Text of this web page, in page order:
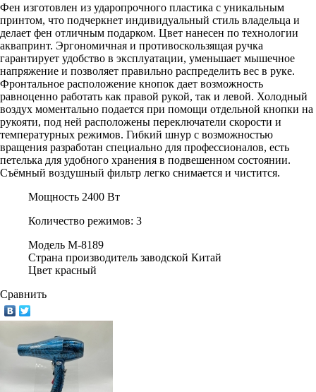
Фен изготовлен из ударопрочного пластика с уникальным
принтом, что подчеркнет индивидуальный стиль владельца и
делает фен отличным подарком. Цвет нанесен по технологии
аквапринт. Эргономичная и противоскользящая ручка
гарантирует удобство в эксплуатации, уменьшает мышечное
напряжение и позволяет правильно распределить вес в руке.
Фронтальное расположение кнопок дает возможность
равноценно работать как правой рукой, так и левой. Холодный
воздух моментально подается при помощи отдельной кнопки на
рукояти, под ней расположены переключатели скорости и
температурных режимов. Гибкий шнур с возможностью
вращения разработан специально для профессионалов, есть
петелька для удобного хранения в подвешенном состоянии.
Съёмный воздушный фильтр легко снимается и чистится.
Мощность 2400 Вт
Количество режимов: 3
Модель M-8189
Страна производитель заводской Китай
Цвет красный
Сравнить